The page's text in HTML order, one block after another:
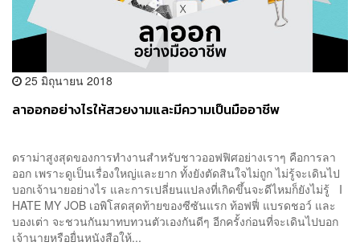
25 มิถุนายน 2018
ลาออกอย่างไรให้สวยงามและมีความเป็นมืออาชีพ
ดราม่าสูงสุดของการทำงานสำหรับชาวออฟฟิศอย่างเราๆ คือการลา
ออก เพราะดูเป็นเรื่องใหญ่และยาก ทั้งยังตัดสินใจไม่ถูก ไม่รู้จะเดินไป
บอกเจ้านายอย่างไร และการเปลี่ยนแปลงที่เกิดขึ้นจะดีไหมก็ยังไม่รู้ I
HATE MY JOB เอพิโสดสุดท้ายของซีซันแรก ท้อฟฟี่ แบรดชอว์ และ
บองเต่า จะชวนกันมาทบทวนตัวเองกันดีๆ อีกครั้งก่อนที่จะเดินไปบอก
เจ้านายหรือยื่นหนังสือให้...